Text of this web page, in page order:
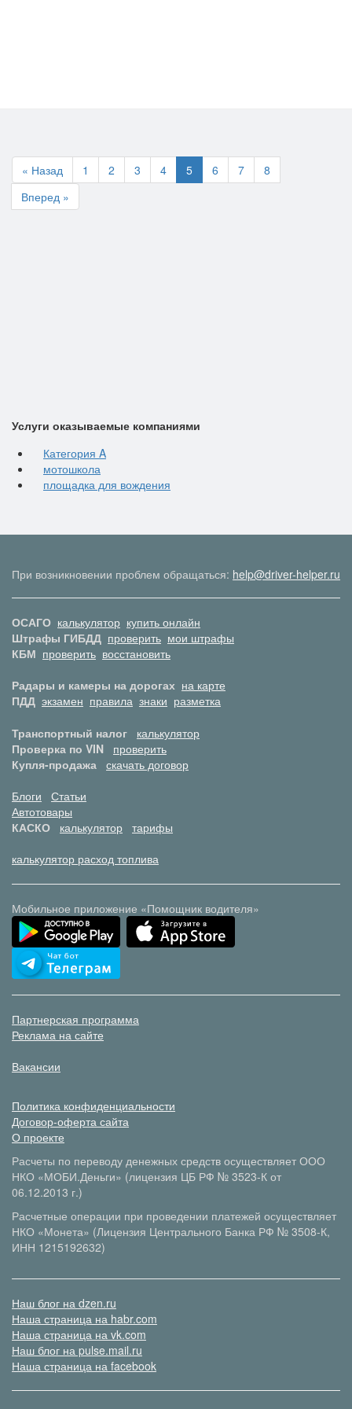
« Назад 1 2 3 4 5 6 7
8
Вперед »
Услуги оказываемые компаниями
Категория A
мотошкола
площадка для вождения
При возникновении проблем обращаться: help@driver-helper.ru
ОСАГО калькулятор купить онлайн
Штрафы ГИБДД проверить мои штрафы
КБМ проверить восстановить
Радары и камеры на дорогах на карте
ПДД экзамен правила знаки разметка
Транспортный налог
калькулятор
Проверка по VIN
проверить
Купля-продажа скачать договор
Блоги
Статьи
Автотовары
КАСКО
калькулятор тарифы
калькулятор расход топлива
Мобильное приложение «Помощник водителя»
Партнерская программа
Реклама на сайте
Вакансии
Политика конфиденциальности
Договор-оферта сайта
О проекте
Расчеты по переводу денежных средств осуществляет ООО
НКО «МОБИ.Деньги» (лицензия ЦБ РФ № 3523-К от
06.12.2013 г.)
Расчетные операции при проведении платежей осуществляет
НКО «Монета» (Лицензия Центрального Банка РФ № 3508-К,
ИНН 1215192632)
Наш блог на dzen.ru
Наша страница на habr.com
Наша страница на vk.com
Наш блог на pulse.mail.ru
Наша страница на facebook